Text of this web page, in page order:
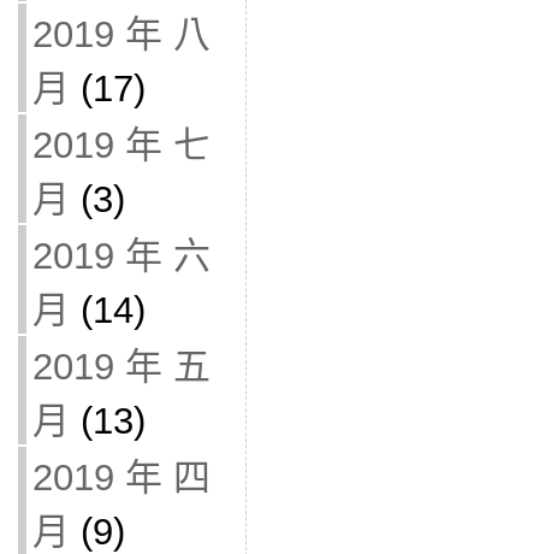
2019 年 八
月 (17)
2019 年 七
月 (3)
2019 年 六
月 (14)
2019 年 五
月 (13)
2019 年 四
月 (9)